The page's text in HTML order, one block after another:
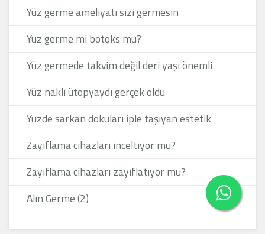
Yüz germe ameliyatı sizi germesin
Yüz germe mi botoks mu?
Yüz germede takvim değil deri yaşı önemli
Yüz nakli ütopyaydı gerçek oldu
Yüzde sarkan dokuları iple taşıyan estetik
Zayıflama cihazları inceltiyor mu?
Zayıflama cihazları zayıflatıyor mu?
Alın Germe (2)